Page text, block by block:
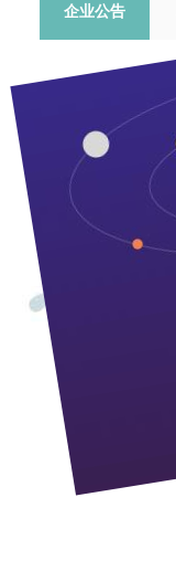
企业公告